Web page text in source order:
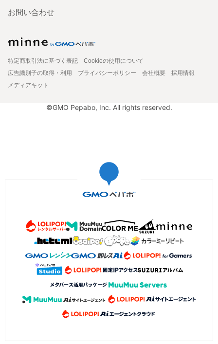
お問い合わせ
特定商取引法に基づく表記
Cookieの使用について
広告識別子の取得・利用
プライバシーポリシー 会社概要
採用情報
メディアキット
©GMO Pepabo, Inc. All rights reserved.